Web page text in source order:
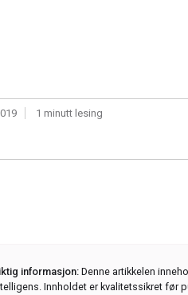
1 minutt lesing
informasjon: Denne artikkelen
Innholdet er kvalitetssikret før